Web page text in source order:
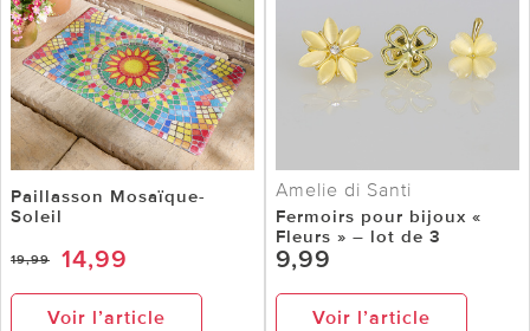
Paillasson Mosaïque-
Soleil
19,99 14,99
Voir l’article
Amelie di Santi
Fermoirs pour bijoux «
Fleurs » – lot de 3
9,99
Voir l’article